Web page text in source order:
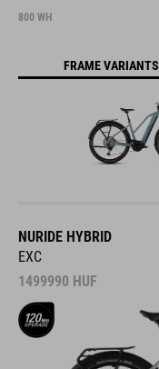
800 WH
FRAME VARIANTS
NURIDE HYBRID
EXC
1499990 HUF